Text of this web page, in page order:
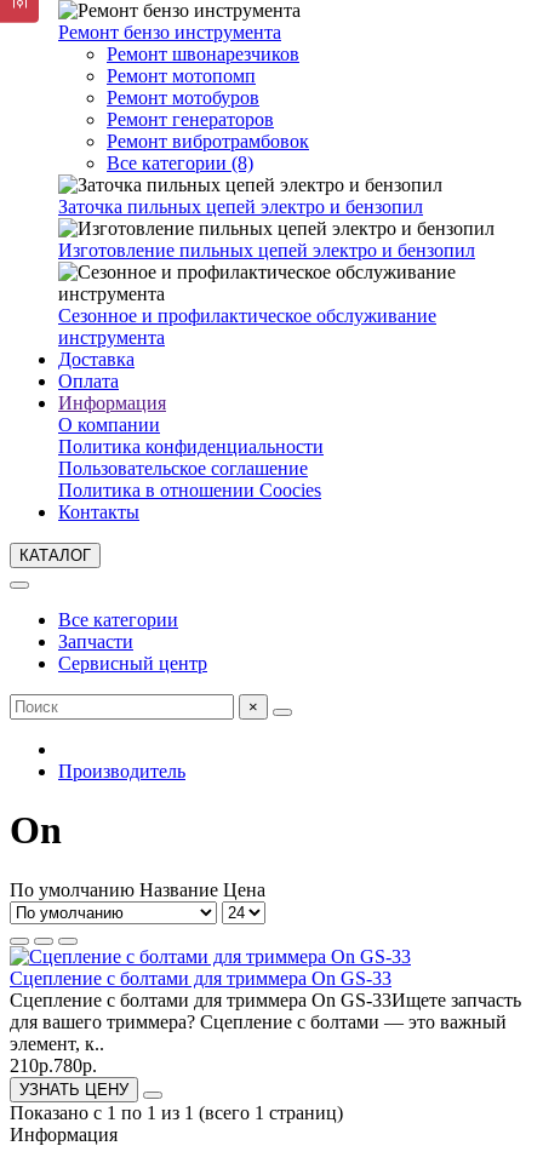
Ремонт бензо инструмента
Ремонт швонарезчиков
Ремонт мотопомп
Ремонт мотобуров
Ремонт генераторов
Ремонт вибротрамбовок
Все категории (8)
Заточка пильных цепей электро и бензопил
Изготовление пильных цепей электро и бензопил
Сезонное и профилактическое обслуживание
инструмента
Доставка
Оплата
Информация
О компании
Политика конфиденциальности
Пользовательское соглашение
Политика в отношении Coocies
Контакты
КАТАЛОГ
Все категории
Запчасти
Сервисный центр
×
Производитель
On
По умолчанию Название Цена
Сцепление с болтами для триммера On GS-33
Сцепление с болтами для триммера On GS-33Ищете запчасть
для вашего триммера? Сцепление с болтами — это важный
элемент, к..
210р.780р.
УЗНАТЬ ЦЕНУ
Показано с 1 по 1 из 1 (всего 1 страниц)
Информация